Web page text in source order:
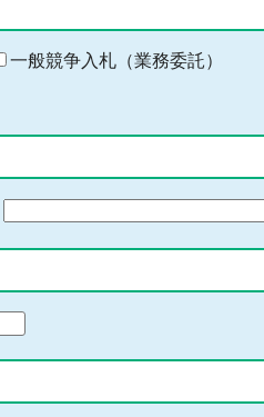
一般競争入札（業務委託）